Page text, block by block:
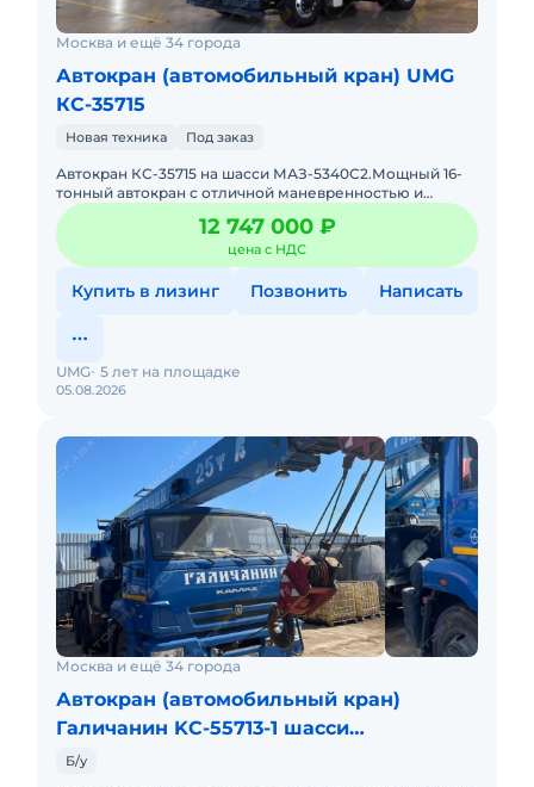
Москва и ещё 34 города
Автокран (автомобильный кран) UMG
КС-35715
Новая техника Под заказ
Автокран КС-35715 на шасси МАЗ-5340С2.Мощный 16-
тонный автокран с отличной маневренностью и
доступным обслуживанием. КС-35715 — это smart-
выбор для соврем
12 747 000 ₽
цена с НДС
Купить в лизинг Позвонить Написать
05.08.2026
UMG 5 лет на площадке
Москва и ещё 34 города
Автокран (автомобильный кран)
Галичанин KC-55713-1 шасси
КамАЗ-65115 (6 х 4)
Б/у